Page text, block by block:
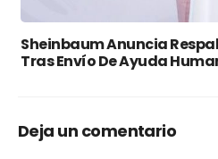
Sheinbaum Anuncia
Tras Envío De Ayuda
Deja un comentario